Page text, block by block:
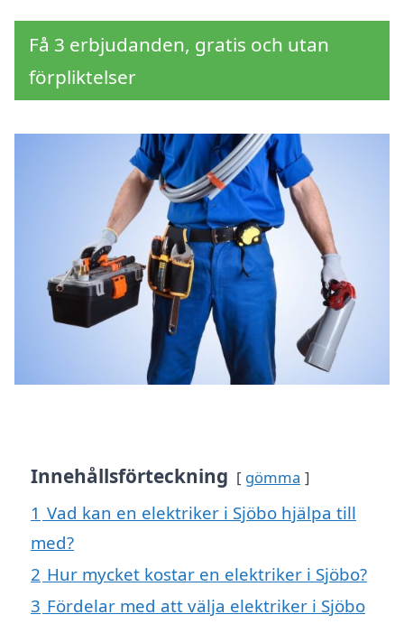
Få 3 erbjudanden, gratis och utan
förpliktelser
Innehållsförteckning gömma
1 Vad kan en elektriker i Sjöbo hjälpa till
med?
2 Hur mycket kostar en elektriker i Sjöbo?
3 Fördelar med att välja elektriker i Sjöbo